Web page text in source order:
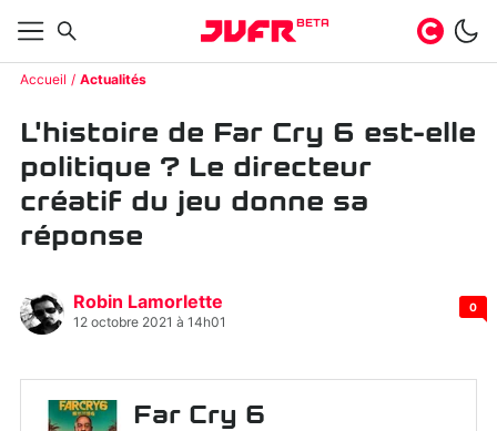
BETA
Accueil Actualités
L'histoire de Far Cry 6 est-elle
politique ? Le directeur
créatif du jeu donne sa
réponse
Robin Lamorlette
12 octobre 2021 à 14h01
0
Far Cry 6